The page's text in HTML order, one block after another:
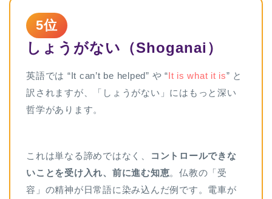
5位
しょうがない（Shoganai）
英語では “It can’t be helped” や “It is what it is” と
訳されますが、「しょうがない」にはもっと深い
哲学があります。
これは単なる諦めではなく、
コントロールできな
いことを受け入れ、前に進む知恵。仏教の「受
容」の精神が日常語に染み込んだ例です。電車が